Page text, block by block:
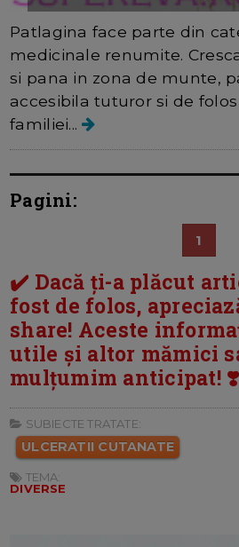
Patlagina face parte din
medicinale renumite.
si pana in zona de munte,
accesibila tuturor si de
familiei...
Pagini:
1
✔️ Dacă ți-a plăcut
fost de folos,
share! Aceste
utile și altor mămici
mulțumim anticipat! ❣️
SUBIECTE TRATATE:
ULCERATII CUTANATE
TEMA:
DIVERSE